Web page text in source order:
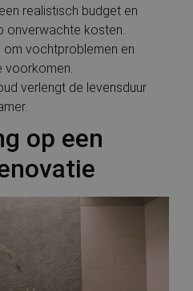
realistisch budget en
onverwachte kosten.
om vochtproblemen en
voorkomen.
verlengt de levensduur
op een